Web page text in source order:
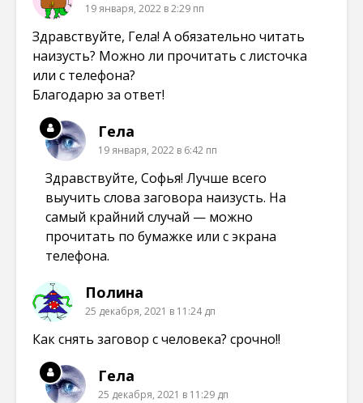
19 января, 2022 в 2:29 пп
Здравствуйте, Гела! А обязательно читать
наизусть? Можно ли прочитать с листочка
или с телефона?
Благодарю за ответ!
Гела
19 января, 2022 в 6:42 пп
Здравствуйте, Софья! Лучше всего
выучить слова заговора наизусть. На
самый крайний случай — можно
прочитать по бумажке или с экрана
телефона.
Полина
25 декабря, 2021 в 11:24 дп
Как снять заговор с человека? срочно!!
Гела
25 декабря, 2021 в 11:29 дп